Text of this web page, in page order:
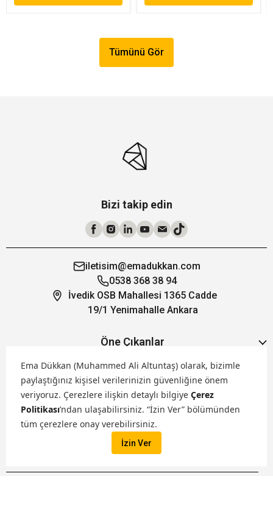
Ema Dükkan (Muhammed Ali Altuntaş) olarak, bizimle
paylaştığınız kişisel verilerinizin güvenliğine önem
veriyoruz. Çerezlere ilişkin detaylı bilgiye Çerez
Politikası’ndan ulaşabilirsiniz. “İzin Ver” bölümünden
tüm çerezlere onay verebilirsiniz.
İzin Ver
Tümünü Gör
Bizi takip edin
iletisim@emadukkan.com
0538 368 38 94
İvedik OSB Mahallesi 1365 Cadde
19/1 Yenimahalle Ankara
Öne Çıkanlar
Hakkımızda
Markalarımız
Satış Kanallarımız